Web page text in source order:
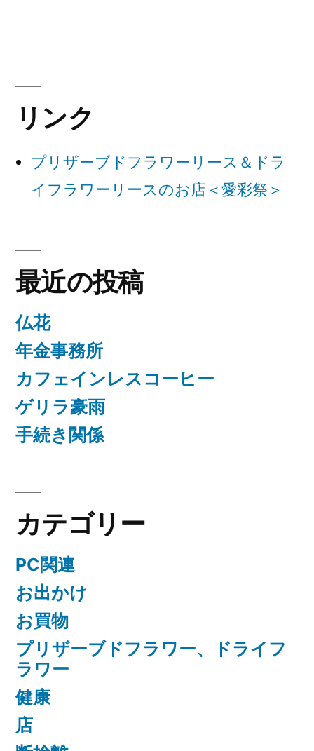
ー
シ
ョ
リンク
プリザーブドフラワーリース＆ドラ
イフラワーリースのお店＜愛彩祭＞
最近の投稿
仏花
年金事務所
カフェインレスコーヒー
ゲリラ豪雨
手続き関係
カテゴリー
PC関連
お出かけ
お買物
プリザーブドフラワー、ドライフ
ラワー
健康
店